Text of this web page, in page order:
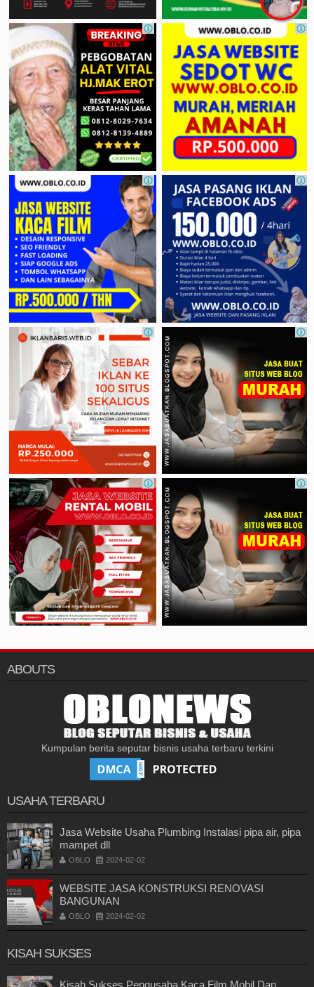
ABOUTS
Kumpulan berita seputar bisnis usaha terbaru terkini
USAHA TERBARU
Jasa Website Usaha Plumbing Instalasi pipa air, pipa
mampet dll
OBLO 2024-02-02
WEBSITE JASA KONSTRUKSI RENOVASI
BANGUNAN
OBLO 2024-02-02
KISAH SUKSES
Kisah Sukses Pengusaha Kaca Film Mobil Dan